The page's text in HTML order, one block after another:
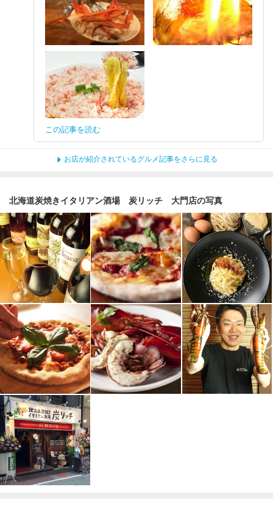
この記事を読む
お店が紹介されているグルメ記事をさらに見る
北海道炭焼きイタリアン酒場 炭リッチ 大門店の写真